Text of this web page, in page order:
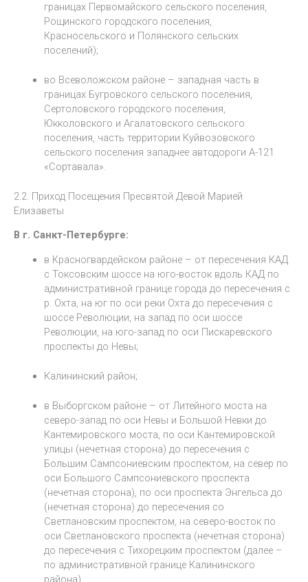
границах Первомайского сельского поселения,
Рощинского городского поселения,
Красносельского и Полянского сельских
поселений);
во Всеволожском районе – западная часть в
границах Бугровского сельского поселения,
Сертоловского городского поселения,
Юкколовского и Агалатовского сельского
поселения, часть территории Куйвозовского
сельского поселения западнее автодороги А-121
«Сортавала».
2.2. Приход Посещения Пресвятой Девой Марией
Елизаветы
В г. Санкт-Петербурге:
в Красногвардейском районе – от пересечения КАД
с Токсовским шоссе на юго-восток вдоль КАД по
административной границе города до пересечения с
р. Охта, на юг по оси реки Охта до пересечения с
шоссе Революции, на запад по оси шоссе
Революции, на юго-запад по оси Пискаревского
проспекты до Невы;
Калининский район;
в Выборгском районе – от Литейного моста на
северо-запад по оси Невы и Большой Невки до
Кантемировского моста, по оси Кантемировской
улицы (нечетная сторона) до пересечения с
Большим Сампсониевским проспектом, на север по
оси Большого Сампсониевского проспекта
(нечетная сторона), по оси проспекта Энгельса до
(нечетная сторона) до пересечения со
Светлановским проспектом, на северо-восток по
оси Светлановского проспекта (нечетная сторона)
до пересечения с Тихорецким проспектом (далее –
по административной границе Калининского
района).